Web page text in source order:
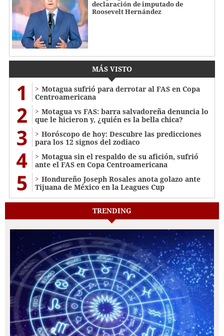
declaración de imputado de
Roosevelt Hernández
MÁS VISTO
1
Motagua sufrió para derrotar al FAS en Copa
Centroamericana
2
Motagua vs FAS: barra salvadoreña denuncia lo
que le hicieron y, ¿quién es la bella chica?
3
Horóscopo de hoy: Descubre las predicciones
para los 12 signos del zodiaco
4
Motagua sin el respaldo de su afición, sufrió
ante el FAS en Copa Centroamericana
5
Hondureño Joseph Rosales anota golazo ante
Tijuana de México en la Leagues Cup
TRENDING